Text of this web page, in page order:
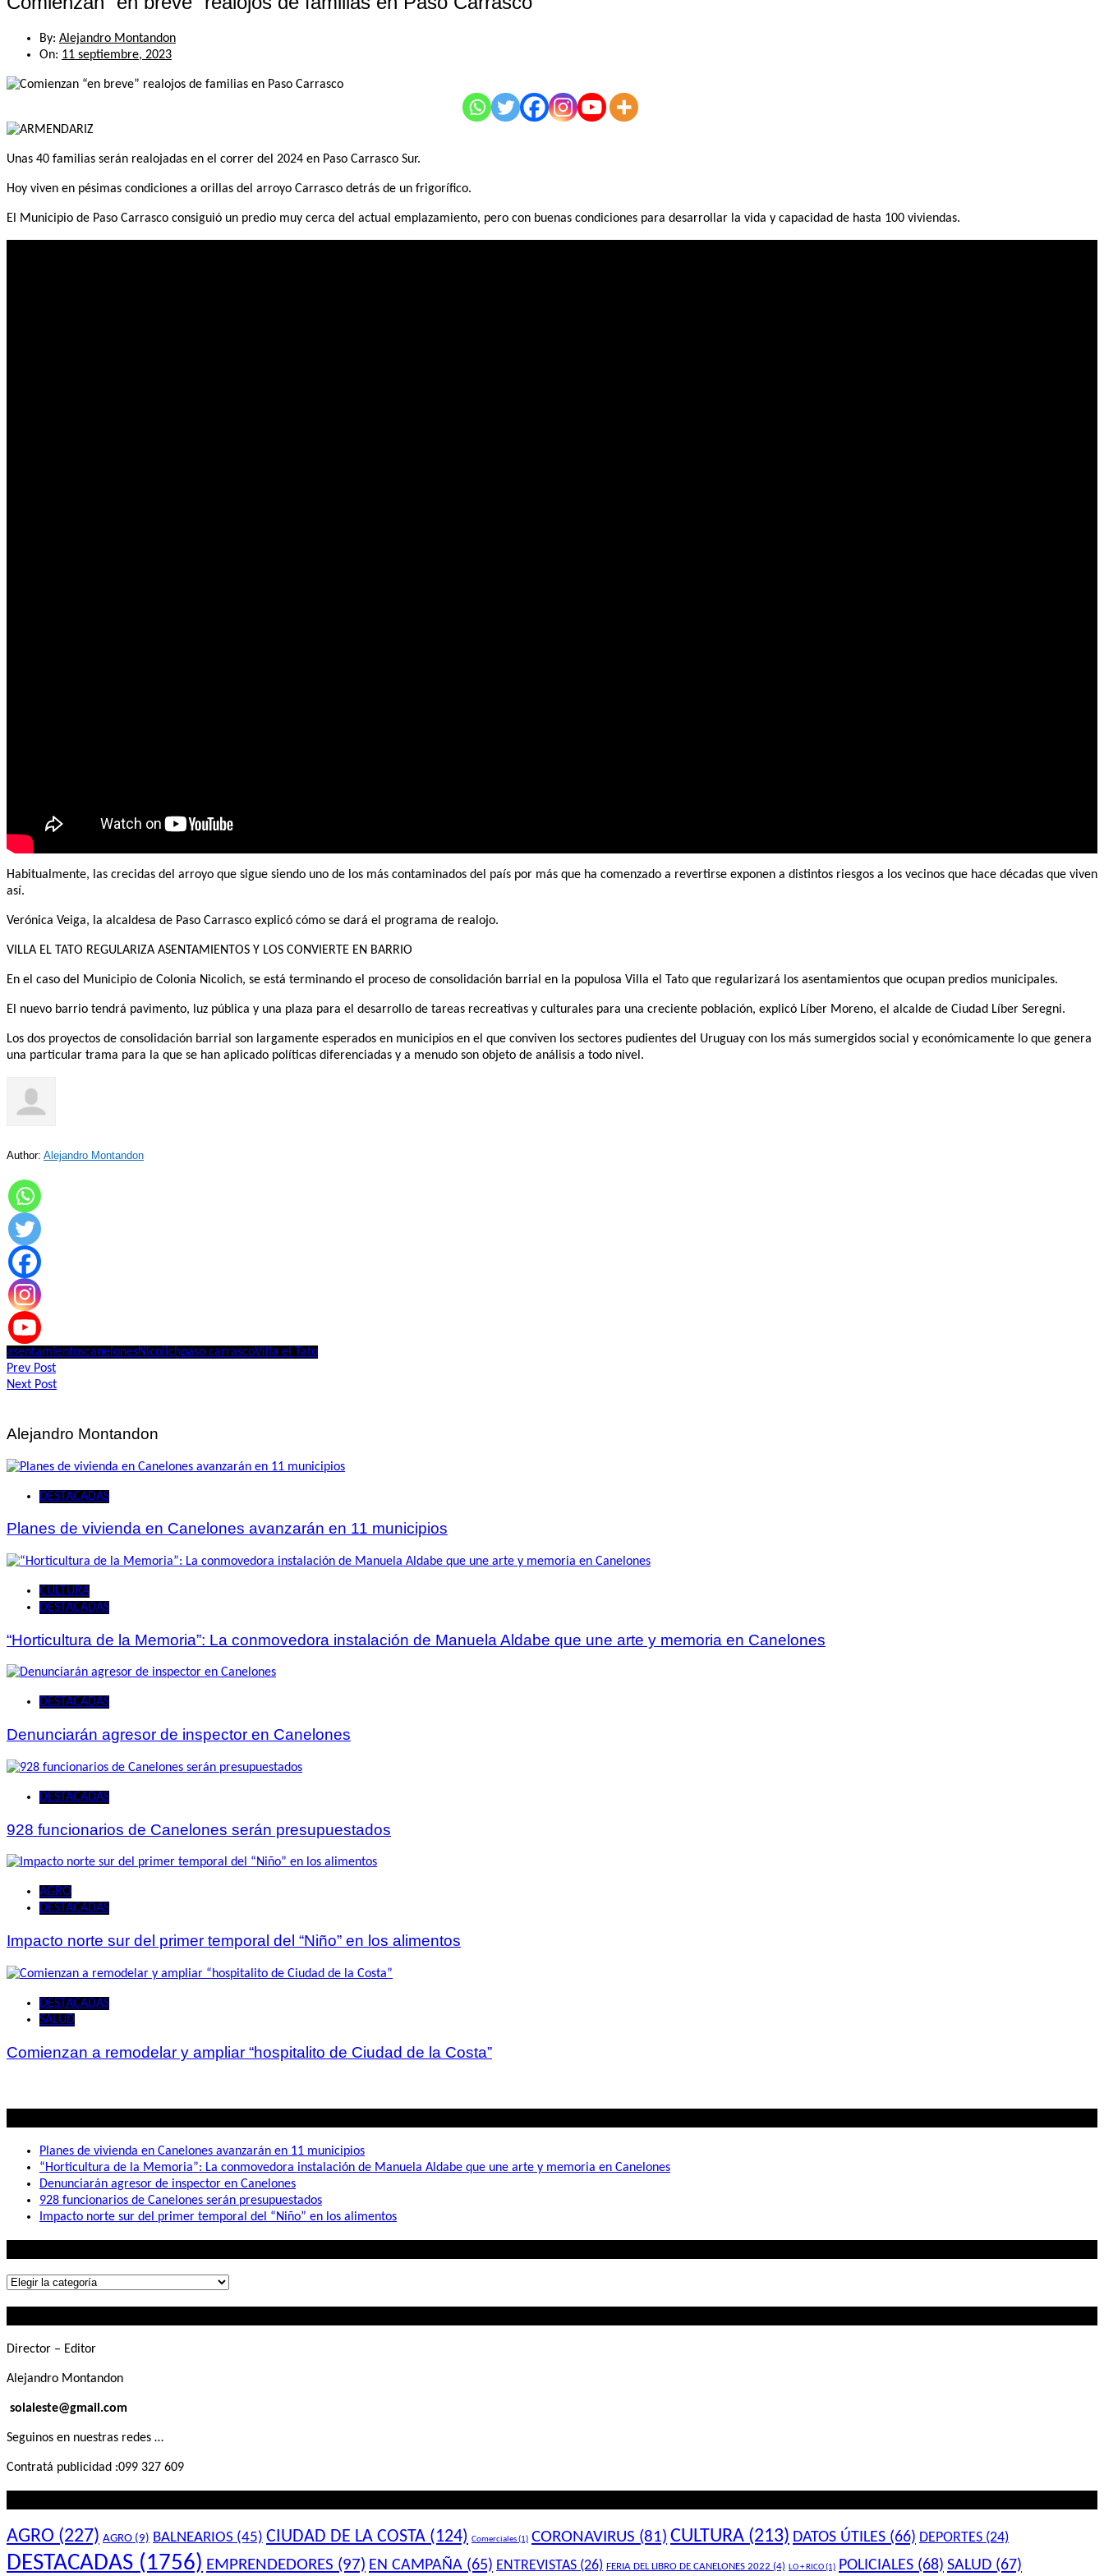
By: Alejandro Montandon
On: 11 septiembre, 2023
Unas 40 familias serán realojadas en el correr del 2024 en Paso Carrasco Sur.
Hoy viven en pésimas condiciones a orillas del arroyo Carrasco detrás de un frigorífico.
El Municipio de Paso Carrasco consiguió un predio muy cerca del actual emplazamiento, pero con buenas condiciones para desarrollar la vida y capacidad de hasta 100 viviendas.
Habitualmente, las crecidas del arroyo que sigue siendo uno de los más contaminados del país por más que ha comenzado a revertirse exponen a distintos riesgos a los vecinos que hace décadas que viven
así.
Verónica Veiga, la alcaldesa de Paso Carrasco explicó cómo se dará el programa de realojo.
VILLA EL TATO REGULARIZA ASENTAMIENTOS Y LOS CONVIERTE EN BARRIO
En el caso del Municipio de Colonia Nicolich, se está terminando el proceso de consolidación barrial en la populosa Villa el Tato que regularizará los asentamientos que ocupan predios municipales.
El nuevo barrio tendrá pavimento, luz pública y una plaza para el desarrollo de tareas recreativas y culturales para una creciente población, explicó Líber Moreno, el alcalde de Ciudad Líber Seregni.
Los dos proyectos de consolidación barrial son largamente esperados en municipios en el que conviven los sectores pudientes del Uruguay con los más sumergidos social y económicamente lo que genera
una particular trama para la que se han aplicado políticas diferenciadas y a menudo son objeto de análisis a todo nivel.
Author: Alejandro Montandon
asentamientoscanelonesNicolichpaso carrascoVilla el Tato
Navegación
de
Prev Post
Next Post
Alejandro Montandon
DESTACADAS
Planes de vivienda en Canelones avanzarán en 11 municipios
CULTURA
DESTACADAS
“Horticultura de la Memoria”: La conmovedora instalación de Manuela Aldabe que une arte y memoria en Canelones
DESTACADAS
Denunciarán agresor de inspector en Canelones
DESTACADAS
928 funcionarios de Canelones serán presupuestados
AGRO
DESTACADAS
Impacto norte sur del primer temporal del “Niño” en los alimentos
DESTACADAS
SALUD
Comienzan a remodelar y ampliar “hospitalito de Ciudad de la Costa”
Planes de vivienda en Canelones avanzarán en 11 municipios
“Horticultura de la Memoria”: La conmovedora instalación de Manuela Aldabe que une arte y memoria en Canelones
Denunciarán agresor de inspector en Canelones
928 funcionarios de Canelones serán presupuestados
Impacto norte sur del primer temporal del “Niño” en los alimentos
Lo
Director – Editor
Alejandro Montandon
solaleste@gmail.com
Seguinos en nuestras redes …
Contratá publicidad :099 327 609
AGRO (227) AGRO (9) BALNEARIOS (45) CIUDAD DE LA COSTA (124) Comerciales(1) CORONAVIRUS (81) CULTURA (213) DATOS ÚTILES (66) DEPORTES (24)
DESTACADAS (1756) EMPRENDEDORES (97) EN CAMPAÑA (65) ENTREVISTAS (26) FERIA DEL LIBRO DE CANELONES 2022 (4) LO + RICO(1) POLICIALES (68) SALUD (67)